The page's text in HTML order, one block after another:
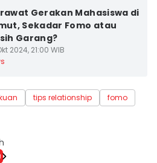
Gerakan Mahasiswa di
Sekadar Fomo atau
Garang?
2024, 21:00 WIB
tips relationship fomo